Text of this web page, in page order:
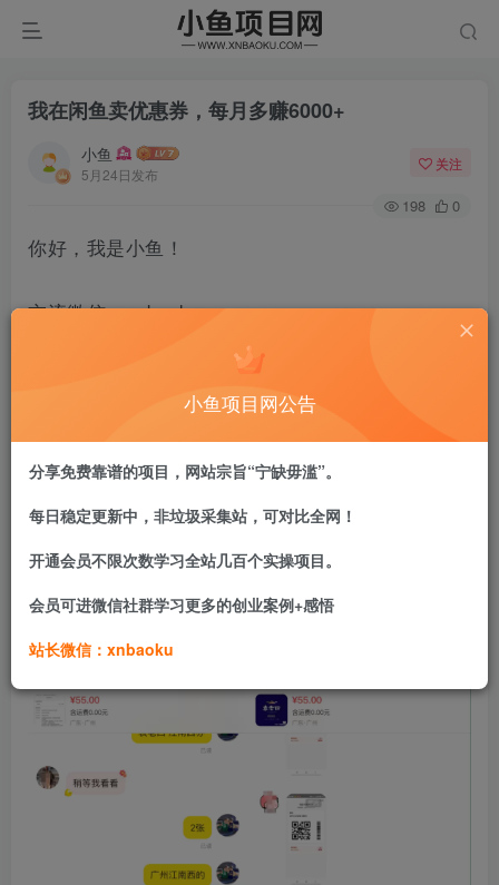
我在闲鱼卖优惠券，每月多赚6000+
小鱼
5月24日发布
关注
198 0
你好，我是小鱼！
交流微信：xnbaoku
这个项目我最早是自己有需求的时候接触到的，就是平时出
去吃饭、聚餐，动不动人均一两百，如果能省个几十块，还
是很香的。
鱼能买券之后，每次去吃，基本都会先去闲鱼买个券，很多
那种50抵100、55低100的，每次能省大几十，这不香吗…
现在回老家了，也是很久没吃火锅了，甚是想念…
小鱼项目网公告
分享免费靠谱的项目，网站宗旨“宁缺毋滥”。
每日稳定更新中，非垃圾采集站，可对比全网！
开通会员不限次数学习全站几百个实操项目。
会员可进微信社群学习更多的创业案例+感悟
站长微信：xnbaoku